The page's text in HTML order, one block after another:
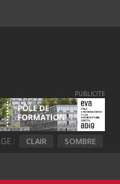
PUBLICITE
: CLAIR SOMBRE